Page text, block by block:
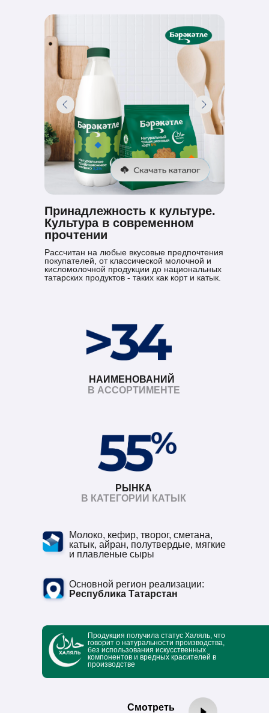
Принадлежность к культуре.
Культура в современном
прочтении
Рассчитан на любые вкусовые предпочтения
покупателей, от классической молочной и
кисломолочной продукции до национальных
татарских продуктов - таких как корт и катык.
Основной регион реализации:
Республика Татарстан
Молоко, кефир, творог, сметана,
катык, айран, полутвердые, мягкие
и плавленые сыры
Продукция получила статус Халяль, что
говорит о натуральности производства,
без использования искусственных
компонентов и вредных красителей в
производстве
НАИМЕНОВАНИЙ
РЫНКА
В АССОРТИМЕНТЕ
В КАТЕГОРИИ КАТЫК
Смотреть